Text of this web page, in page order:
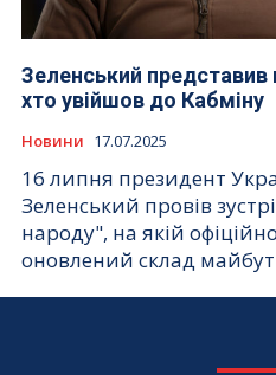
Зеленський представив
хто увійшов до Кабміну
Новини 17.07.2025
16 липня президент
Зеленський провів
народу", на якій
оновлений склад